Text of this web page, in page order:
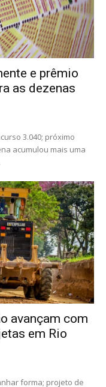
e prêmio
as dezenas
3.040; próximo
acumulou mais uma
avançam com
em Rio
forma; projeto de